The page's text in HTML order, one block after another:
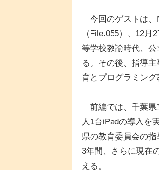
今回のゲストは、
（File.055）、12
等学校教諭時代、
る。その後、指導
育とプログラミング
前編では、千葉県
人1台iPadの導入を
県の教育委員会の
3年間、さらに現在
える。